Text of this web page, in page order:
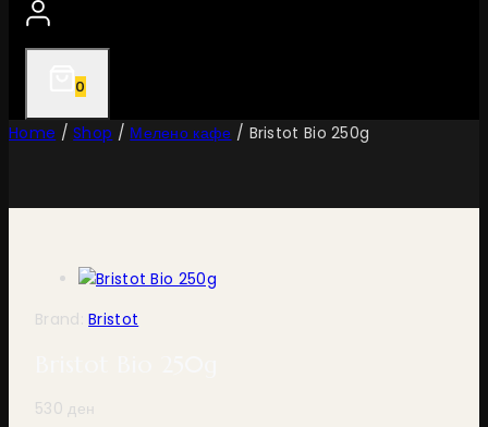
0
Home / Shop / Мелено кафе / Bristot Bio 250g
Brand:Bristot
530ден